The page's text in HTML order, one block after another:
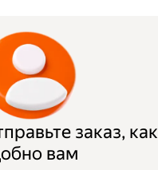
заказ, как
вам